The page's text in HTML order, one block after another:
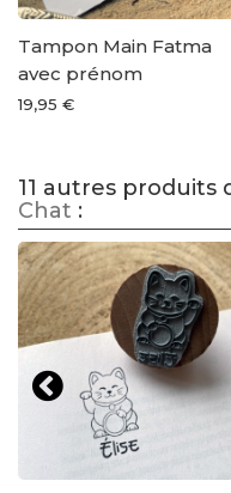
Tampon Main Fatma
avec prénom
19,95 €
11 autres produits
Chat :